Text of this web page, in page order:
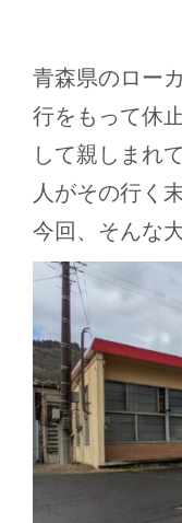
青森県のロー
行をもって休
して親しまれ
人がその行く
今回、そんな